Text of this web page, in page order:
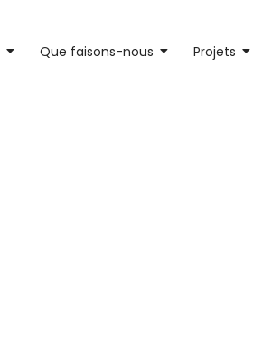
Que faisons-nous Projets